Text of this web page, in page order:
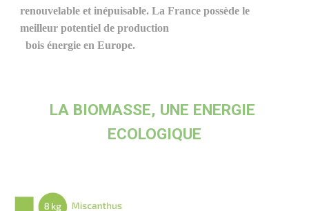
renouvelable et inépuisable. La France possède le
meilleur potentiel de production
  bois énergie en Europe.
ECOLOGIQUE